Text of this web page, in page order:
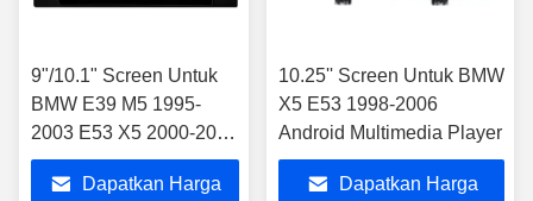
9"/10.1" Screen Untuk
BMW E39 M5 1995-
2003 E53 X5 2000-2007
1995-2003 M5 2000-
2007 X5 2000-2007 E53
Dapatkan Harga
10.25'' Screen Untuk BMW
X5 E53 1998-2006
Android Multimedia Player
Dapatkan Harga